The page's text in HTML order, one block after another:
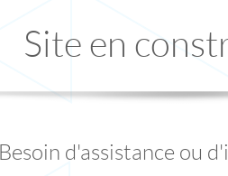
Site en
Besoin d'assistance ou